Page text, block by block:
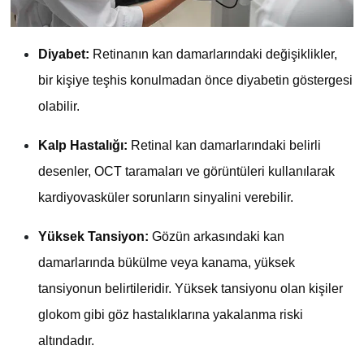
Diyabet: Retinanın kan damarlarındaki değişiklikler,
bir kişiye teşhis konulmadan önce diyabetin göstergesi
olabilir.
Kalp Hastalığı: Retinal kan damarlarındaki belirli
desenler, OCT taramaları ve görüntüleri kullanılarak
kardiyovasküler sorunların sinyalini verebilir.
Yüksek Tansiyon: Gözün arkasındaki kan
damarlarında bükülme veya kanama, yüksek
tansiyonun belirtileridir. Yüksek tansiyonu olan kişiler
glokom gibi göz hastalıklarına yakalanma riski
altındadır.